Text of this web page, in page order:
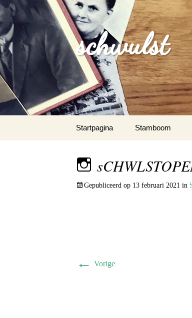
schwulst
naar
Startpagina Stamboom
Gepubliceerd op 13 februari 2021 in
← Vorige